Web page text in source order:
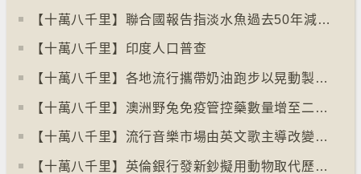
【十萬八千里】聯合國報告指淡水魚過去50年減少逾八成
【十萬八千里】印度人口普查
【十萬八千里】各地流行攜帶奶油跑步以晃動製造新鮮牛油
【十萬八千里】澳洲野兔免疫管控藥數量增至二億隻
【十萬八千里】流行音樂市場由英文歌主導改變為多國語言歌曲
【十萬八千里】英倫銀行發新鈔擬用動物取代歷史人物